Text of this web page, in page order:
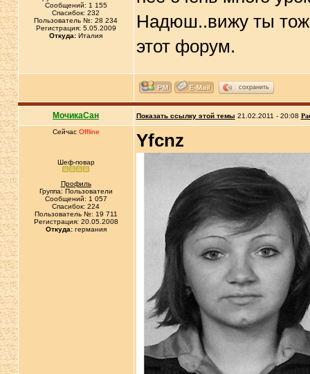
Сообщений: 1 155
Спасибок: 232
Пользователь №: 28 234
Регистрация: 5.05.2009
Откуда: Италия
Надюш..вижу ты
этот форум.
сохранить
МочикаСан Показать ссылку этой темы 21.02.2011 - 20:08
Сейчас Offline
Шеф-повар
Профиль
Группа: Пользователи
Сообщений: 1 057
Спасибок: 224
Пользователь №: 19 711
Регистрация: 20.05.2008
Откуда:германия
Yfcnz